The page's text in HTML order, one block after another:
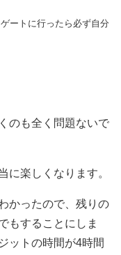
ートに行ったら必ず自分
のも全く問題ないで
に楽しくなります。
かったので、残りの
もすることにしま
ットの時間が4時間